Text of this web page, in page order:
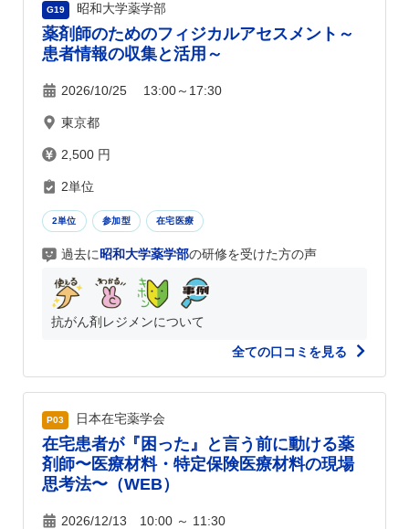
G19 昭和大学薬学部
薬剤師のためのフィジカルアセスメント～
患者情報の収集と活用～
2026/10/25 13:00～17:30
東京都
2,500 円
2単位
2単位 参加型 在宅医療
過去に昭和大学薬学部の研修を受けた方の声
抗がん剤レジメンについて
全ての口コミを見る
P03 日本在宅薬学会
在宅患者が『困った』と言う前に動ける薬
剤師〜医療材料・特定保険医療材料の現場
思考法〜（WEB）
2026/12/13 10:00 ～ 11:30